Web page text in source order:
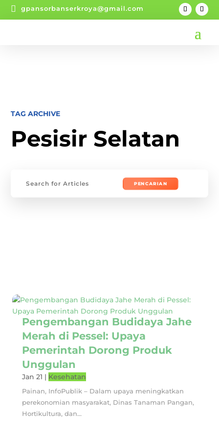
 gpansorbanserkroya@gmail.com
TAG ARCHIVE
Pesisir Selatan
Pengembangan Budidaya Jahe
Merah di Pessel: Upaya
Pemerintah Dorong Produk
Unggulan
Jan 21 | Kesehatan
Painan, InfoPublik – Dalam upaya meningkatkan
perekonomian masyarakat, Dinas Tanaman Pangan,
Hortikultura, dan...